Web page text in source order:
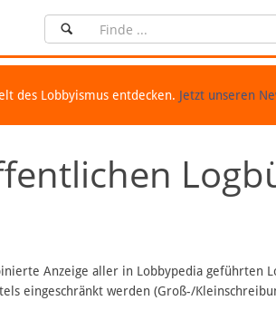
des Lobbyismus entdecken. Jetzt unseren
Anzeige aller in Lobbypedia geführten
eingeschränkt werden (Groß-/